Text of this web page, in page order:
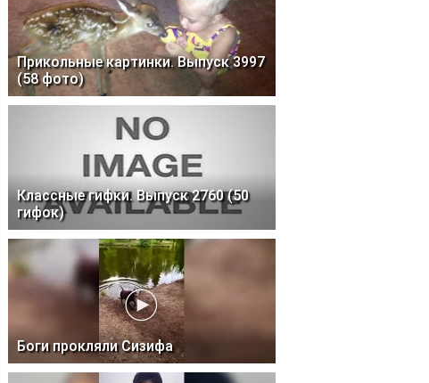
Прикольные картинки. Выпуск 3997
(58 фото)
Классные гифки. Выпуск 2760 (50
гифок)
Боги прокляли Сизифа